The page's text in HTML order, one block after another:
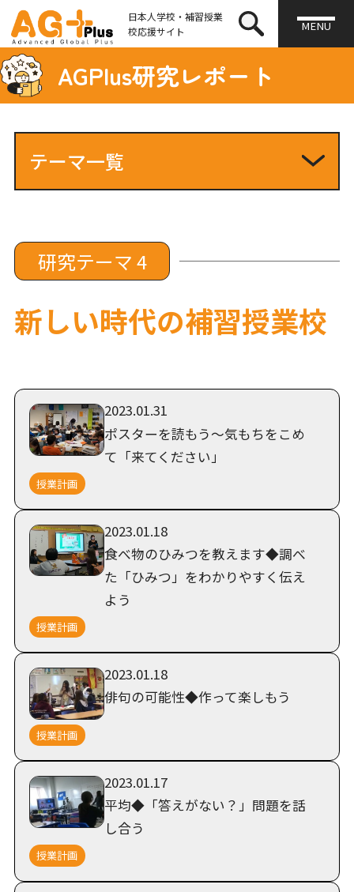
日本人学校・補習授業
校応援サイト
MENU
AGPlus研究レポート
テーマ一覧
研究テーマ3
研究テーマ5
研究テーマ7
研究テーマ 4
新しい時代の補習授業校
2023.01.31
ポスターを読もう～気もちをこめ
て「来てください」
授業計画
2023.01.18
食べ物のひみつを教えます◆調べ
た「ひみつ」をわかりやすく伝え
よう
授業計画
2023.01.18
俳句の可能性◆作って楽しもう
授業計画
2023.01.17
平均◆「答えがない？」問題を話
し合う
授業計画